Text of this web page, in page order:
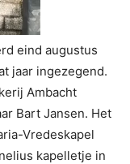
eind augustus
jaar ingezegend.
Ambacht
Bart Jansen. Het
Vredeskapel
kapelletje in